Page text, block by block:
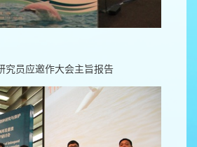
究员应邀作大会主旨报告